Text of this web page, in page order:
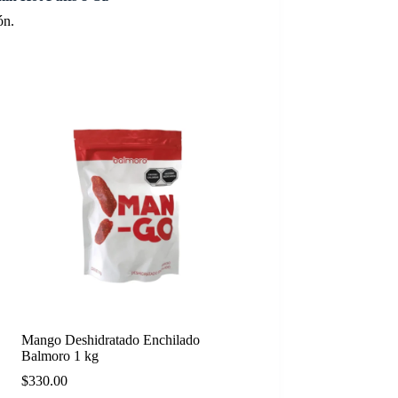
Mango Deshidratado Enchilado
Balmoro 1 kg
$330.00